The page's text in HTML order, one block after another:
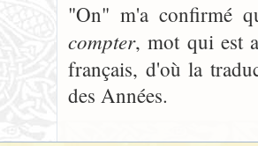
"On" m'a confirmé
compter, mot qui est
français, d'où la
des Années.